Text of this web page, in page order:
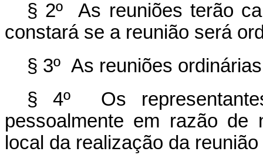
§ 2º As reuniões terão
constará se a reunião será
§ 3º As reuniões
§ 4º Os
pessoalmente em razão de
local da realização da